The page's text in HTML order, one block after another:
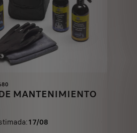
MANTENIMIENTO
17/08